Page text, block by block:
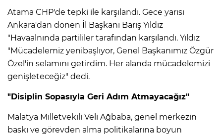
Atama CHP'de tepki ile karşılandı. Gece yarısı
Ankara'dan dönen İl Başkanı Barış Yıldız
"Havaalnında partililer tarafından karşılandı. Yıldız
"Mücadelemiz yenibaşlıyor, Genel Başkanımız Özgür
Özel'in selamını getirdim. Her alanda mücadelemizi
genişleteceğiz" dedi.
"Disiplin Sopasıyla Geri Adım Atmayacağız"
Malatya Milletvekili Veli Ağbaba, genel merkezin
baskı ve görevden alma politikalarına boyun